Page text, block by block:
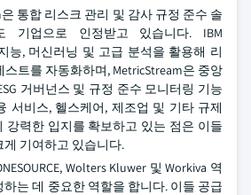
은 통합 리스크 관리 및 감사 규정 준수 솔
기업으로 인정받고 있습니다. IBM
능, 머신러닝 및 고급 분석을 활용해 리
트를 자동화하며, MetricStream은 중앙
거버넌스 및 규정 준수 모니터링 기능
서비스, 헬스케어, 제조업 및 기타 규제
강력한 입지를 확보하고 있는 점은 이들
게 기여하고 있습니다.
Wolters Kluwer 및 Workiva 역
는 데 중요한 역할을 합니다. 이들 공급